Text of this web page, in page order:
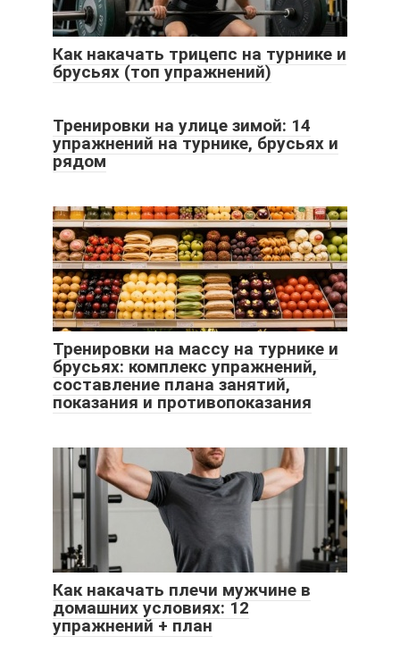
Как накачать трицепс на турнике и
брусьях (топ упражнений)
Тренировки на улице зимой: 14
упражнений на турнике, брусьях и
рядом
Тренировки на массу на турнике и
брусьях: комплекс упражнений,
составление плана занятий,
показания и противопоказания
Как накачать плечи мужчине в
домашних условиях: 12
упражнений + план